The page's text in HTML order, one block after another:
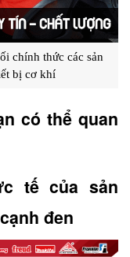
chính thức các sản
bị cơ khí
có thể quan
tế của sản
đen